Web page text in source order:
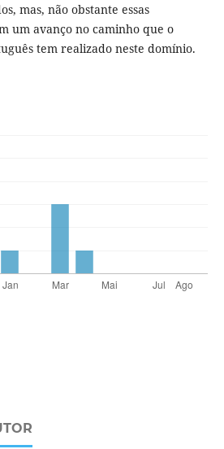
mas, não obstante essas
um avanço no caminho que o
tem realizado neste domínio.